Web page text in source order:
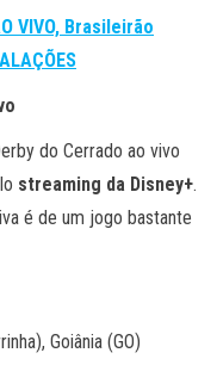
VIVO, Brasileirão
do Cerrado ao vivo
streaming da Disney+.
é de um jogo bastante
Goiânia (GO)